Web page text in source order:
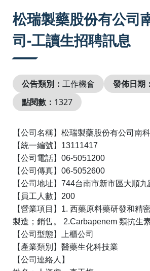
松瑞製藥股份有公司
司-工讀生招聘訊息
公告類別： 工作機會 發佈日期：
點閱數： 1327
【公司名稱】松瑞製藥股份有公司南
【統一編號】 13111417
【公司電話】 06-5051200
【公司傳真】 06-5052600
【公司地址】 744台南市新市區大順九
【員工人數】 200
【營業項目】 1. 西藥原料藥研發和精
製造；銷售。
2.Carbapenem 類抗生
【公司型態】上櫃公司
【產業類別】醫藥生化科技業
【公司連絡人】